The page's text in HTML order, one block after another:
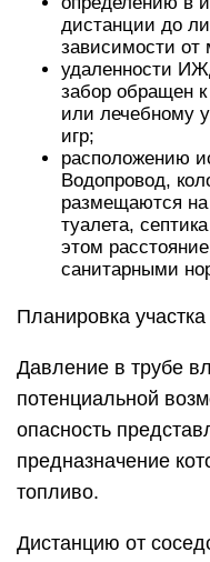
дистанции до
зависимости от
удаленности
забор обращен
или лечебному
игр;
расположению
Водопровод,
размещаются
туалета,
этом
санитарными
Планировка
Давление в трубе
потенциальной
опасность
предназначение
топливо.
Дистанцию от